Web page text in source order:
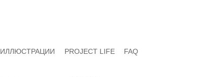
FAQ
PROJECT LIFE
ИЛЛЮСТРАЦИИ